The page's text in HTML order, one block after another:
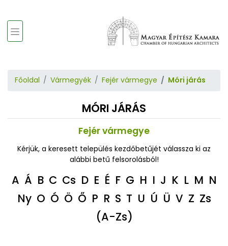
Főoldal Vármegyék Fejér vármegye Móri járás
MÓRI JÁRÁS
Fejér vármegye
Kérjük, a keresett település kezdőbetűjét válassza ki az
alábbi betű felsorolásból!
A Á B C Cs D E É F G H I J K L M N
Ny O Ó Ö Ő P R S T U Ú Ü V Z Zs
(A-Zs)